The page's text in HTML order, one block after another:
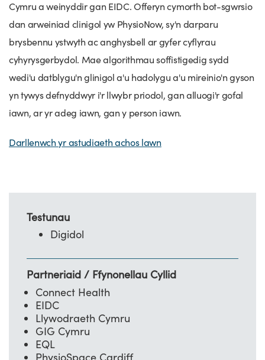
Cymru a weinyddir gan EIDC. Offeryn cymorth bot-sgwrsio
dan arweiniad clinigol yw PhysioNow, sy'n darparu
brysbennu ystwyth ac anghysbell ar gyfer cyflyrau
cyhyrysgerbydol. Mae algorithmau soffistigedig sydd
wedi'u datblygu'n glinigol a'u hadolygu a'u mireinio'n gyson
yn tywys defnyddwyr i'r llwybr priodol, gan alluogi'r gofal
iawn, ar yr adeg iawn, gan y person iawn.
Darllenwch yr astudiaeth achos lawn
Testunau
Digidol
Partneriaid / Ffynonellau Cyllid
Connect Health
EIDC
Llywodraeth Cymru
GIG Cymru
EQL
PhysioSpace Cardiff